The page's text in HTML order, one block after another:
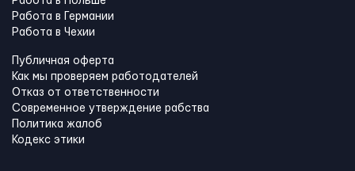
Работа в Германии
Работа в Чехии
Публичная оферта
Как мы проверяем работодателей
Отказ от ответственности
Современное утверждение рабства
Политика жалоб
Кодекс этики